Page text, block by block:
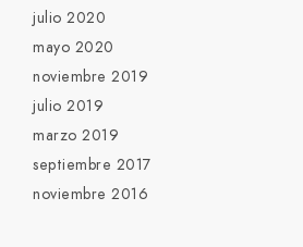
julio 2020
mayo 2020
noviembre 2019
julio 2019
marzo 2019
septiembre 2017
noviembre 2016